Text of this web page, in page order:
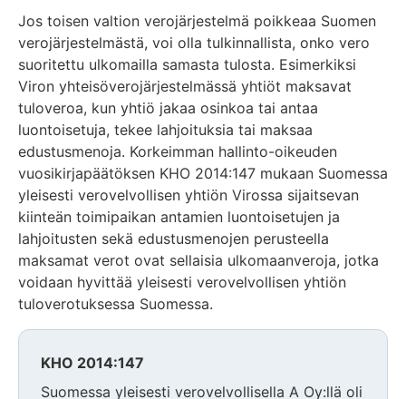
Jos toisen valtion verojärjestelmä poikkeaa Suomen
verojärjestelmästä, voi olla tulkinnallista, onko vero
suoritettu ulkomailla samasta tulosta. Esimerkiksi
Viron yhteisöverojärjestelmässä yhtiöt maksavat
tuloveroa, kun yhtiö jakaa osinkoa tai antaa
luontoisetuja, tekee lahjoituksia tai maksaa
edustusmenoja. Korkeimman hallinto-oikeuden
vuosikirjapäätöksen KHO 2014:147 mukaan Suomessa
yleisesti verovelvollisen yhtiön Virossa sijaitsevan
kiinteän toimipaikan antamien luontoisetujen ja
lahjoitusten sekä edustusmenojen perusteella
maksamat verot ovat sellaisia ulkomaanveroja, jotka
voidaan hyvittää yleisesti verovelvollisen yhtiön
tuloverotuksessa Suomessa.
KHO 2014:147
Suomessa yleisesti verovelvollisella A Oy:llä oli